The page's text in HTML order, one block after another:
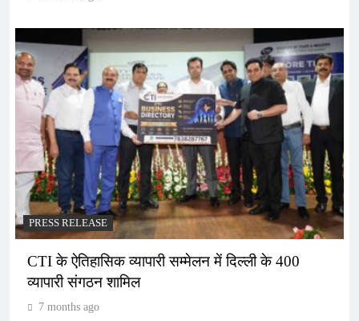
PRESS RELEASE
CTI के ऐतिहासिक व्यापारी सम्मेलन में दिल्ली के 400
व्यापारी संगठन शामिल
7 months ago